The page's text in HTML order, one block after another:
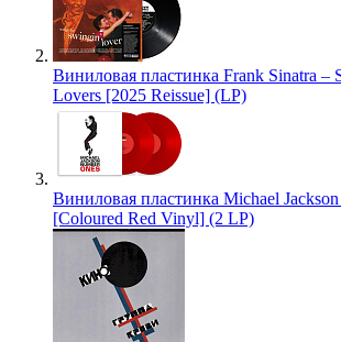
Виниловая пластинка Frank Sinatra –
Lovers [2025 Reissue] (LP)
Виниловая пластинка Michael
[Coloured Red Vinyl] (2 LP)